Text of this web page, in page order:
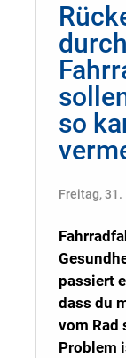
durch
so
Freitag,
passiert
dass du
vom Rad
Problem